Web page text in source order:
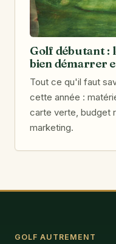
Golf débutant :
bien démarrer
Tout ce qu'il faut
cette année :
carte verte, budget
marketing.
GOLF AUTREMENT